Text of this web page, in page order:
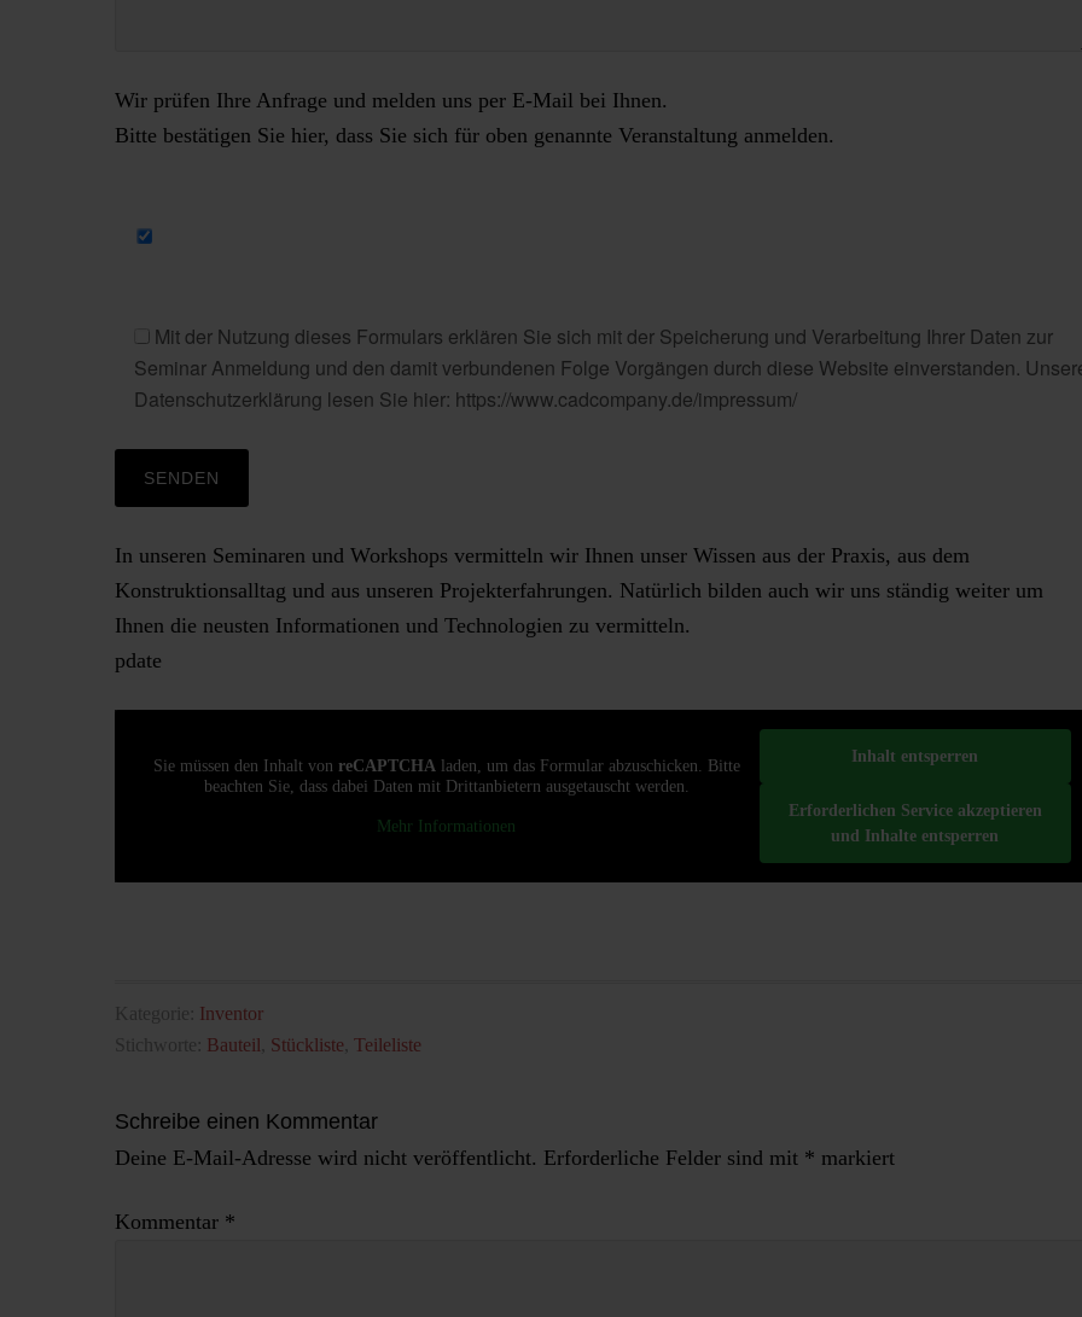
Wir prüfen Ihre Anfrage und melden uns per E-Mail bei Ihnen.
Bitte bestätigen Sie hier, dass Sie sich für oben genannte Veranstaltung anmelden.
Mit der Nutzung dieses Formulars erklären Sie sich mit der Speicherung und Verarbeitung Ihrer Daten zur
Seminar Anmeldung und den damit verbundenen Folge Vorgängen durch diese Website einverstanden.
Datenschutzerklärung lesen Sie hier: https://www.cadcompany.de/impressum/
In unseren Seminaren und Workshops vermitteln wir Ihnen unser Wissen aus der Praxis, aus dem
Konstruktionsalltag und aus unseren Projekterfahrungen. Natürlich bilden auch wir uns ständig weiter um
Ihnen die neusten Informationen und Technologien zu vermitteln.
pdate
Sie müssen den Inhalt von reCAPTCHAladen, um das Formular abzuschicken. Bitte
beachten Sie, dass dabei Daten mit Drittanbietern ausgetauscht werden.
Mehr Informationen
Inhalt entsperren
Erforderlichen Service akzeptieren
und Inhalte entsperren
Kategorie: Inventor
Stichworte: Bauteil Stückliste Teileliste
Schreibe einen Kommentar
Deine E-Mail-Adresse wird nicht veröffentlicht. Erforderliche Felder sind mit * markiert
Kommentar *